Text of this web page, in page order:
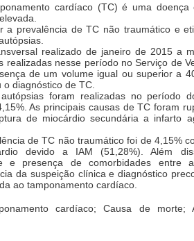
cardíaco (TC) é uma doença
a prevalência de TC não traumático e
realizado de janeiro de 2015 a
realizadas nesse período no Serviço de
de um volume igual ou superior a
diagnóstico de TC.
foram realizadas no período
As principais causas de TC foram
de miocárdio secundária a infarto
de TC não traumático foi de 4,15%
devido a IAM (51,28%). Além
e presença de comorbidades entre
da suspeição clínica e diagnóstico
ao tamponamento cardíaco.
cardíaco; Causa de morte;